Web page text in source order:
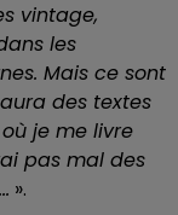
vintage,
les
Mais ce sont
des textes
je me livre
pas mal des
».